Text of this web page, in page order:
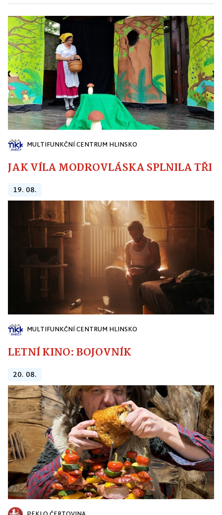
MULTIFUNKČNÍ CENTRUM HLINSKO
JAK VÍLA MODROVLÁSKA SPLNILA
19. 08.
MULTIFUNKČNÍ CENTRUM HLINSKO
LETNÍ KINO: BOJOVNÍK
20. 08.